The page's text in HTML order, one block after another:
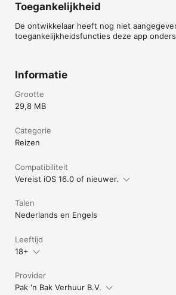
Toegankelijkheid
De ontwikkelaar heeft nog niet
toegankelijkheidsfuncties deze app
Informatie
Grootte
29,8 MB
Categorie
Reizen
Compatibiliteit
Vereist iOS 16.0 of nieuwer.
Talen
Nederlands en Engels
Leeftijd
18+
Provider
Pak 'n Bak Verhuur B.V.